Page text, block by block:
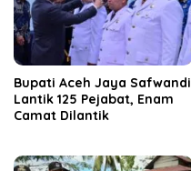
Bupati Aceh Jaya Safwandi
Lantik 125 Pejabat, Enam
Camat Dilantik